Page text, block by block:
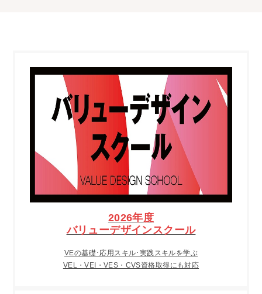
2026年度
バリューデザインスクール
VEの基礎･応用スキル･実践スキルを学ぶ
VEL・VEI・VES・CVS資格取得にも対応